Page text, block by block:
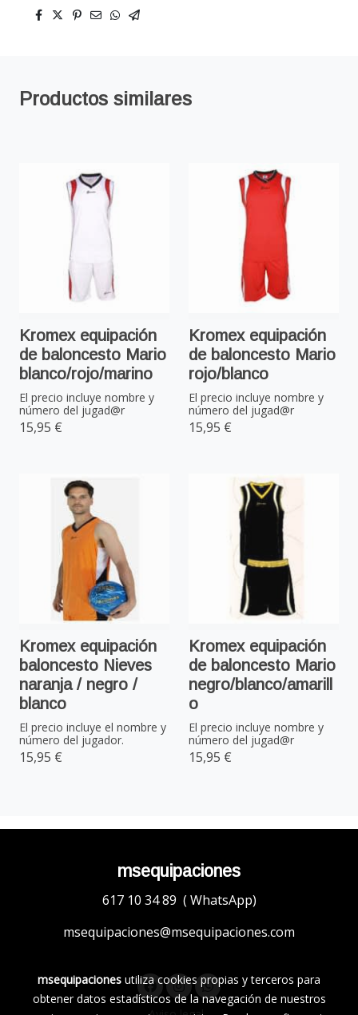
Productos similares
Kromex equipación
de baloncesto Mario
blanco/rojo/marino
El precio incluye nombre y
número del jugad@r
15,95 €
Kromex equipación
de baloncesto Mario
rojo/blanco
El precio incluye nombre y
número del jugad@r
15,95 €
Kromex equipación
baloncesto Nieves
naranja / negro /
blanco
El precio incluye el nombre y
número del jugador.
15,95 €
Kromex equipación
de baloncesto Mario
negro/blanco/amarill
o
El precio incluye nombre y
número del jugad@r
15,95 €
msequipaciones
617 10 34 89 ( WhatsApp)
msequipaciones@msequipaciones.com
msequipaciones utiliza cookies propias y terceros para
obtener datos estadísticos de la navegación de nuestros